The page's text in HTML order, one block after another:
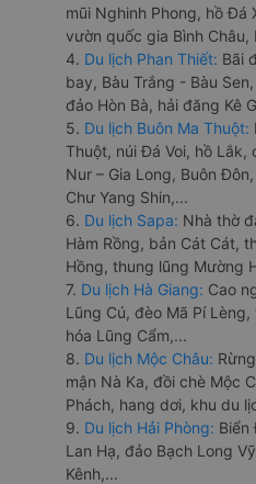
mũi Nghinh Phong, hồ Đá
vườn quốc gia Bình Châu,
4. Du lịch Phan Thiết: Bãi
bay, Bàu Trắng - Bàu
đảo Hòn Bà, hải đăng Kê
5. Du lịch Buôn Ma Thuột:
Thuột, núi Đá Voi, hồ Lắk,
Nur – Gia Long, Buôn
Chư Yang Shin,...
6. Du lịch Sapa: Nhà thờ
Hàm Rồng, bản Cát Cát,
Hồng, thung lũng Mường
7. Du lịch Hà Giang: Cao
Lũng Cú, đèo Mã Pí
hóa Lũng Cẩm,...
8. Du lịch Mộc Châu:
mận Nà Ka, đồi chè Mộc
Phách, hang dơi, khu du
9. Du lịch Hải Phòng: Biển
Lan Hạ, đảo Bạch Long
Kênh,...